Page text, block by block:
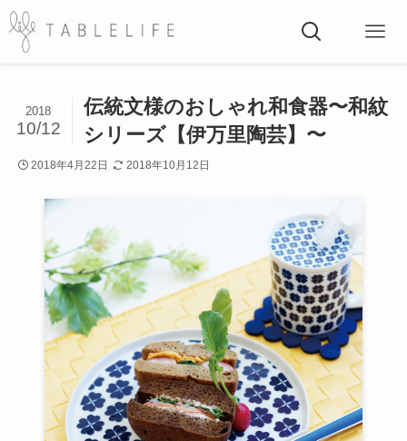
伝統文様のおしゃれ和食器〜和紋
シリーズ【伊万里陶芸】〜
2018
10/12
2018年4月22日 2018年10月12日